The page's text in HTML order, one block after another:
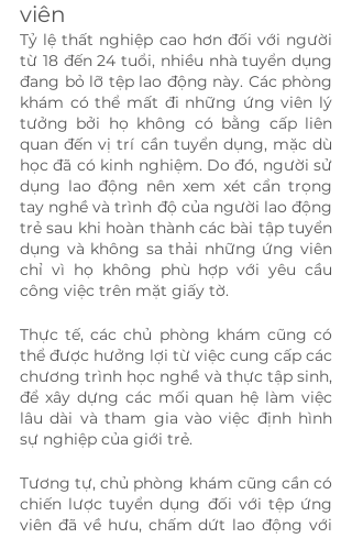
viên
Tỷ lệ thất nghiệp cao hơn đối với người
từ 18 đến 24 tuổi, nhiều nhà tuyển dụng
đang bỏ lỡ tệp lao động này. Các phòng
khám có thể mất đi những ứng viên lý
tưởng bởi họ không có bằng cấp liên
quan đến vị trí cần tuyển dụng, mặc dù
học đã có kinh nghiệm. Do đó, người sử
dụng lao động nên xem xét cẩn trọng
tay nghề và trình độ của người lao động
trẻ sau khi hoàn thành các bài tập tuyển
dụng và không sa thải những ứng viên
chỉ vì họ không phù hợp với yêu cầu
công việc trên mặt giấy tờ.
Thực tế, các chủ phòng khám cũng có
thể được hưởng lợi từ việc cung cấp các
chương trình học nghề và thực tập sinh,
để xây dựng các mối quan hệ làm việc
lâu dài và tham gia vào việc định hình
sự nghiệp của giới trẻ.
Tương tự, chủ phòng khám cũng cần có
chiến lược tuyển dụng đối với tệp ứng
viên đã về hưu, chấm dứt lao động với